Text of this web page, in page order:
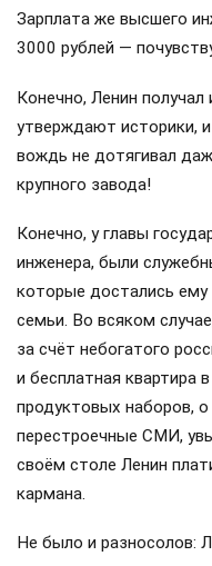
Зарплата же высшего
3000 рублей —
Конечно, Ленин
утверждают историки,
вождь не дотягивал
крупного завода!
Конечно, у главы
инженера, были
которые достались ему
семьи. Во всяком
за счёт небогатого
и бесплатная квартира
продуктовых наборов,
перестроечные СМИ,
своём столе Ленин
кармана.
Не было и разносолов: